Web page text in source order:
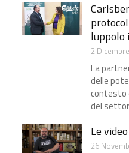
luppolo
2
La
delle
contesto
del
Le
26